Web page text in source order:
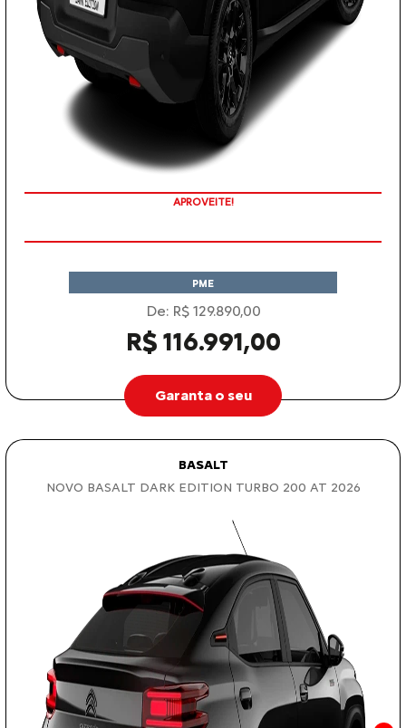
APROVEITE!
PME
De: R$ 129.890,00
R$ 116.991,00
Garanta o seu
BASALT
NOVO BASALT DARK EDITION TURBO 200 AT 2026